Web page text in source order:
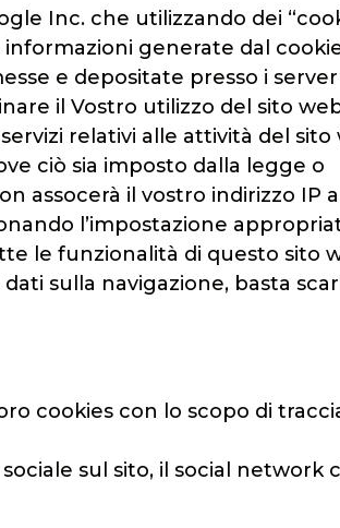
Inc. che utilizzando dei
generate dal
e depositate presso i server
il Vostro utilizzo del sito
relativi alle attività del sito
ciò sia imposto dalla legge o
assocerà il vostro indirizzo IP a
l’impostazione
le funzionalità di questo sito
sulla navigazione, basta
cookies con lo scopo di
sul sito, il social network